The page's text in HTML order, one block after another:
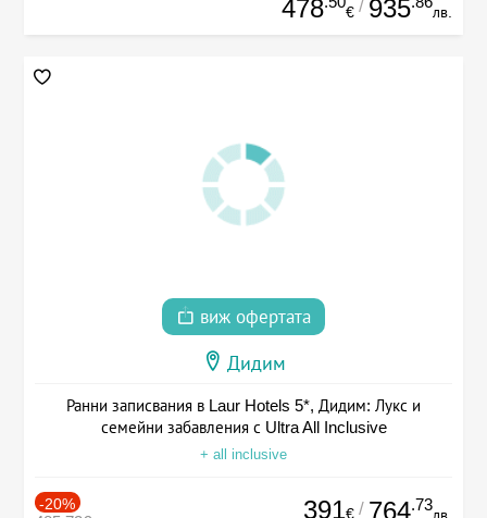
478 € / 935 лв.
виж офертата
Дидим
Ранни записвания в Laur Hotels 5*, Дидим: Лукс и
семейни забавления с Ultra All Inclusive
+ all inclusive
-20% 391€ / 764.73